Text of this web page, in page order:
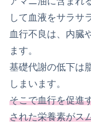
して血液をサラサ
血行不良は、内臓
ます。
基礎代謝の低下は
しまいます。
そこで血行を促進
された栄養素がス